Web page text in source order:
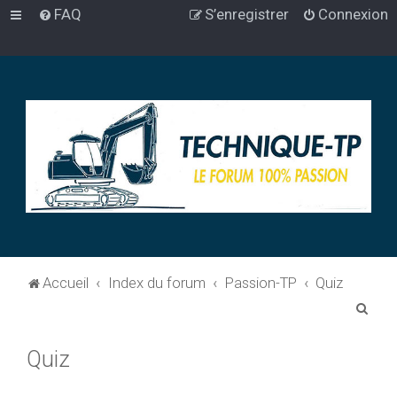
FAQ Connexion
S’enregistrer
Accueil Index du forum Passion-TP
Quiz
Quiz